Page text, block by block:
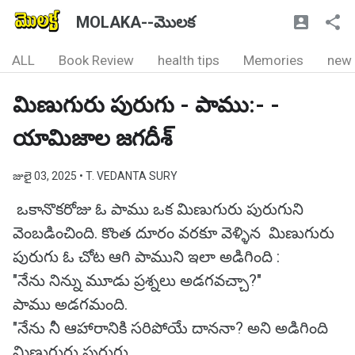
MOLAKA--మొలక
ALL Book Review health tips Memories new
మిణుగురు పురుగు - పాము:- -
యామిజాల జగదీశ్
జులై 03, 2025 • T. VEDANTA SURY
ఒకానొకరోజు ఓ పాము ఒక మిణుగురు పురుగుని
వెంబడించింది. కొంత దూరం వరకూ వెళ్ళిన మిణుగురు
పురుగు ఓ చోట ఆగి పాముని ఇలా అడిగింది :
"నేను నిన్ను మూడు ప్రశ్నలు అడగవచ్చా?"
పాము అడగమంది.
"నేను నీ ఆహారానికి సరిపోయే దాననా? అని అడిగింది